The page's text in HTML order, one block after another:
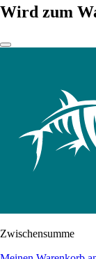
Wird zum
Zwischensumme